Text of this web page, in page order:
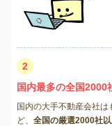
2
国内最多の全国2000
国内の大手不動産会社
ど、 全国の厳選2000社